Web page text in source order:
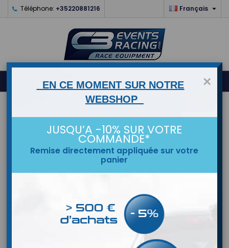
Téléphone: +35220881216 Français 
  0×
EN CE MOMENT SUR NOTRE
WEBSHOP
JUSQU’A -10% SUR VOTRE
COMMANDE*
Remise directement appliquée sur votre
panier